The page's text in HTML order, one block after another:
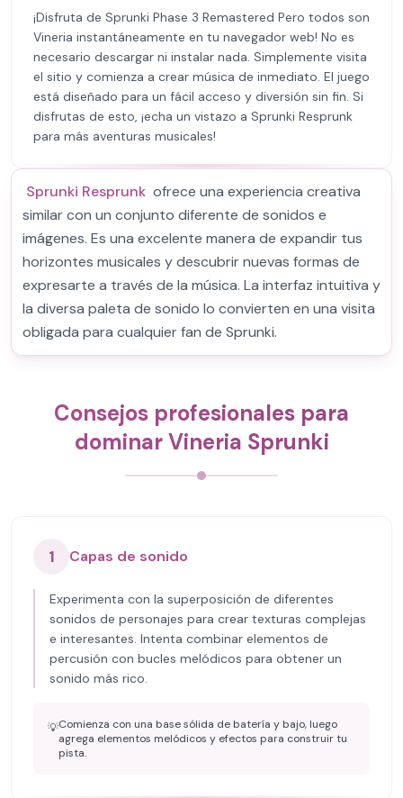
¡Disfruta de Sprunki Phase 3 Remastered Pero todos son
Vineria instantáneamente en tu navegador web! No es
necesario descargar ni instalar nada. Simplemente visita
el sitio y comienza a crear música de inmediato. El juego
está diseñado para un fácil acceso y diversión sin fin. Si
disfrutas de esto, ¡echa un vistazo a Sprunki Resprunk
para más aventuras musicales!
Sprunki Resprunk ofrece una experiencia creativa
similar con un conjunto diferente de sonidos e
imágenes. Es una excelente manera de expandir tus
horizontes musicales y descubrir nuevas formas de
expresarte a través de la música. La interfaz intuitiva y
la diversa paleta de sonido lo convierten en una visita
obligada para cualquier fan de Sprunki.
Consejos profesionales para
dominar Vineria Sprunki
1 Capas de sonido
Experimenta con la superposición de diferentes
sonidos de personajes para crear texturas complejas
e interesantes. Intenta combinar elementos de
percusión con bucles melódicos para obtener un
sonido más rico.
💡Comienza con una base sólida de batería y bajo, luego
agrega elementos melódicos y efectos para construir tu
pista.